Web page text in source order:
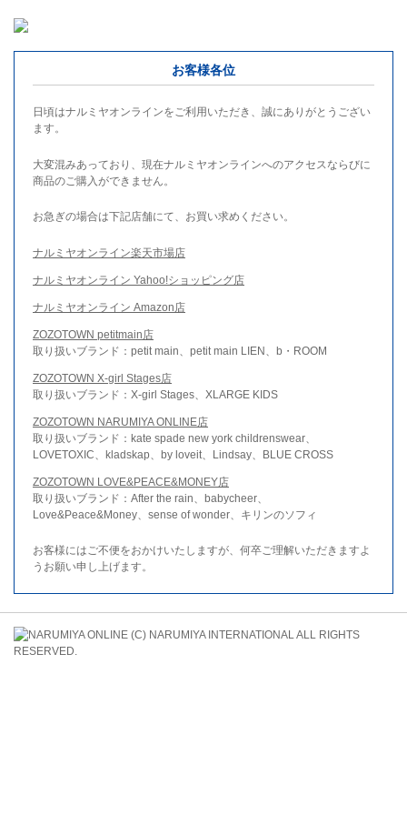
お客様各位
日頃はナルミヤオンラインをご利用いただき、誠にありがとうござい
ます。
大変混みあっており、現在ナルミヤオンラインへのアクセスならびに
商品のご購入ができません。
お急ぎの場合は下記店舗にて、お買い求めください。
ナルミヤオンライン楽天市場店
ナルミヤオンライン Yahoo!ショッピング店
ナルミヤオンライン Amazon店
ZOZOTOWN petitmain店
取り扱いブランド：petit main、petit main LIEN、b・ROOM
ZOZOTOWN X-girl Stages店
取り扱いブランド：X-girl Stages、XLARGE KIDS
ZOZOTOWN NARUMIYA ONLINE店
取り扱いブランド：kate spade new york childrenswear、
LOVETOXIC、kladskap、by loveit、Lindsay、BLUE CROSS
ZOZOTOWN LOVE&PEACE&MONEY店
取り扱いブランド：After the rain、babycheer、
Love&Peace&Money、sense of wonder、キリンのソフィ
お客様にはご不便をおかけいたしますが、何卒ご理解いただきますよ
うお願い申し上げます。